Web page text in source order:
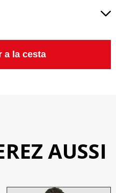
a la cesta
AUSSI